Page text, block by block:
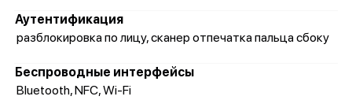
Аутентификация
разблокировка по лицу, сканер отпечатка пальца сбоку
Беспроводные интерфейсы
Bluetooth, NFC, Wi-Fi